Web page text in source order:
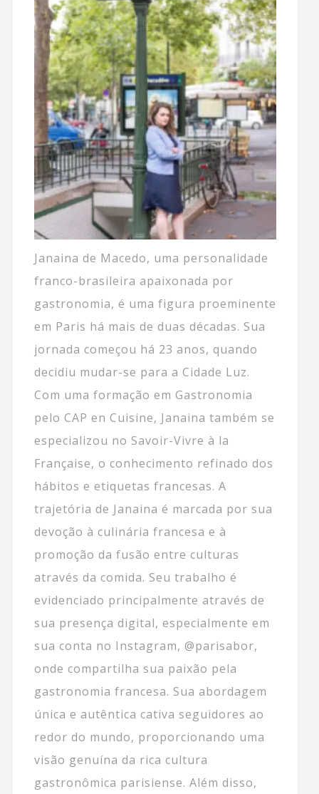
Janaina de Macedo, uma personalidade
franco-brasileira apaixonada por
gastronomia, é uma figura proeminente
em Paris há mais de duas décadas. Sua
jornada começou há 23 anos, quando
decidiu mudar-se para a Cidade Luz.
Com uma formação em Gastronomia
pelo CAP en Cuisine, Janaina também se
especializou no Savoir-Vivre à la
Française, o conhecimento refinado dos
hábitos e etiquetas francesas. A
trajetória de Janaina é marcada por sua
devoção à culinária francesa e à
promoção da fusão entre culturas
através da comida. Seu trabalho é
evidenciado principalmente através de
sua presença digital, especialmente em
sua conta no Instagram, @parisabor,
onde compartilha sua paixão pela
gastronomia francesa. Sua abordagem
única e autêntica cativa seguidores ao
redor do mundo, proporcionando uma
visão genuína da rica cultura
gastronômica parisiense. Além disso,